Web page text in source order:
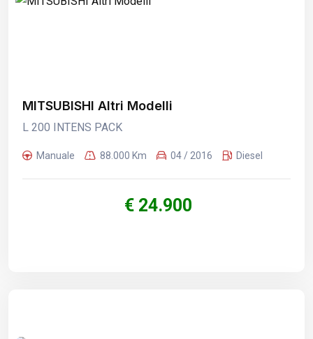
MITSUBISHI Altri Modelli
L 200 INTENS PACK
Manuale 88.000 Km 04 / 2016 Diesel
€ 24.900